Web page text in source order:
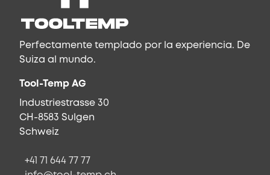
Perfectamente templado por la experiencia. De
Suiza al mundo.
Tool-Temp AG
Industriestrasse 30
CH-8583 Sulgen
Schweiz
+41 71 644 77 77